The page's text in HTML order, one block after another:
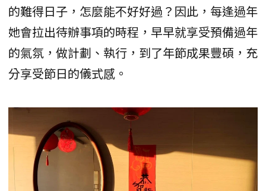
的難得日子，怎麼能不好好過？因此，每逢過年
她會拉出待辦事項的時程，早早就享受預備過年
的氣氛，做計劃、執行，到了年節成果豐碩，充
分享受節日的儀式感。